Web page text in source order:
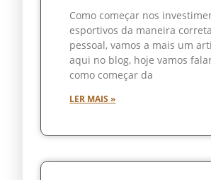
Como começar nos
esportivos da maneira
pessoal, vamos a mais um
aqui no blog, hoje vamos
como começar da
LER MAIS »